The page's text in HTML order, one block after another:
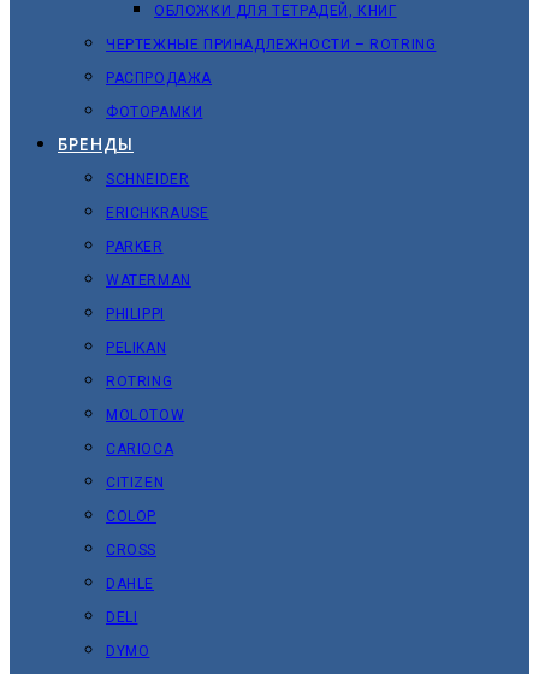
ОБЛОЖКИ ДЛЯ ТЕТРАДЕЙ, КНИГ
ЧЕРТЕЖНЫЕ ПРИНАДЛЕЖНОСТИ – ROTRING
РАСПРОДАЖА
ФОТОРАМКИ
БРЕНДЫ
SCHNEIDER
ERICHKRAUSE
PARKER
WATERMAN
PHILIPPI
PELIKAN
ROTRING
MOLOTOW
CARIOCA
CITIZEN
COLOP
CROSS
DAHLE
DELI
DYMO